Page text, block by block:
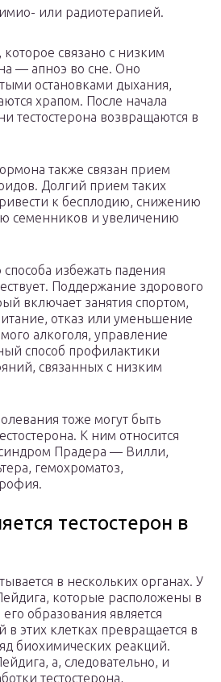
или радиотерапией.
связано с низким
— апноэ во сне. Оно
остановками дыхания,
храпом. После начала
тестостерона возвращаются в
также связан прием
Долгий прием таких
к бесплодию, снижению
семенников и увеличению
избежать падения
Поддержание здорового
включает занятия спортом,
отказ или уменьшение
алкоголя, управление
способ профилактики
связанных с низким
тоже могут быть
К ним относится
Прадера — Вилли,
гемохроматоз,
тестостерон в
в нескольких органах. У
которые расположены в
образования является
в этих клетках превращается в
биохимических реакций.
а, следовательно, и
тестостерона,